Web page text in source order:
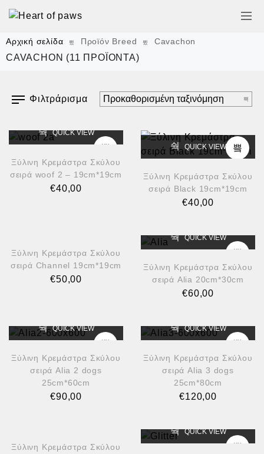
Αρχική σελίδα Προϊόν Breed Cavachon
CAVACHON (11 ΠΡΟΪΌΝΤΑ)
Φιλτράρισμα
QUICK VIEW
Ξύλινη Κρεμάστρα Σκύλου
σειρά woof 2 – 19cm*19cm
€40,00
QUICK VIEW
Ξύλινη Κρεμάστρα Σκύλου
σειρά Black 19cm*19cm
€40,00
Ξύλινη Κρεμάστρα Σκύλου
σειρά Channel 19cm*19cm
€50,00
QUICK VIEW
Ξύλινη Κρεμάστρα Σκύλου
σειρά Alia 20cm*30cm
€60,00
QUICK VIEW
Ξύλινη Κρεμάστρα Σκύλου
σειρά Alia 2 dogs
25cm*60cm
€90,00
QUICK VIEW
Ξύλινη Κρεμάστρα Σκύλου
σειρά Alia 3 dogs
25cm*80cm
€120,00
Ξύλινη Κρεμάστρα Σκύλου
QUICK VIEW